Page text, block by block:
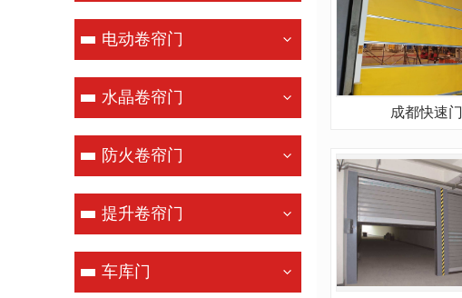
电动卷帘门
水晶卷帘门
防火卷帘门
提升卷帘门
车库门
成都快速门